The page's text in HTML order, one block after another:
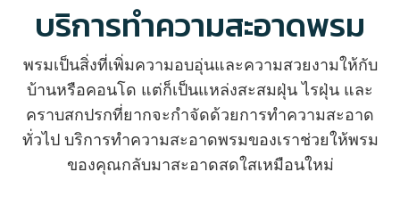
บริการทำความสะอาดพรม
พรมเป็นสิ่งที่เพิ่มความอบอุ่นและความสวยงามให้กับ
บ้านหรือคอนโด แต่ก็เป็นแหล่งสะสมฝุ่น ไรฝุ่น และ
คราบสกปรกที่ยากจะกำจัดด้วยการทำความสะอาด
ทั่วไป บริการทำความสะอาดพรมของเราช่วยให้พรม
ของคุณกลับมาสะอาดสดใสเหมือนใหม่